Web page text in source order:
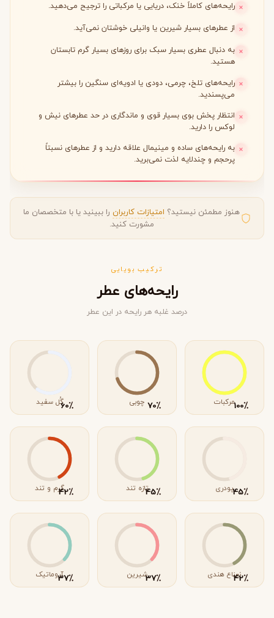
رایحه‌های کاملاً خنک، دریایی یا مرکباتی را ترجیح می‌دهید.
از عطرهای بسیار شیرین یا وانیلی خوشتان نمی‌آید.
به دنبال عطری بسیار سبک برای روزهای بسیار گرم تابستان
هستید.
رایحه‌های تلخ، چرمی، دودی یا ادویه‌ای سنگین را بیشتر
می‌پسندید.
انتظار پخش بوی بسیار قوی و ماندگاری در حد عطرهای نیش و
لوکس را دارید.
به رایحه‌های ساده و مینیمال علاقه دارید و از عطرهای نسبتاً
پرحجم و چندلایه لذت نمی‌برید.
هنوز مطمئن نیستید؟ امتیازات کاربران را ببینید یا با متخصصان ما
مشورت کنید.
ترکیب بویایی
رایحه‌های عطر
درصد غلبه هر رایحه در این عطر
٪100مرکبات ٪70 چوبی ٪60گُل سفید
٪45پودری ٪45تازه تند ٪42گرم و تند
٪42
نعناع هندی ٪37شیرین ٪37آروماتیک